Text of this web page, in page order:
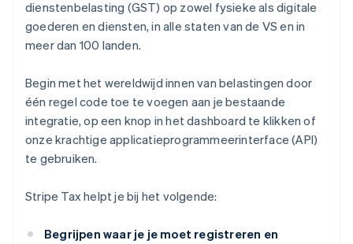
dienstenbelasting (GST) op zowel fysieke als digitale
goederen en diensten, in alle staten van de VS en in
meer dan 100 landen.
Begin met het wereldwijd innen van belastingen door
één regel code toe te voegen aan je bestaande
integratie, op een knop in het dashboard te klikken of
onze krachtige applicatieprogrammeerinterface (API)
te gebruiken.
Stripe Tax helpt je bij het volgende:
Begrijpen waar je je moet registreren en